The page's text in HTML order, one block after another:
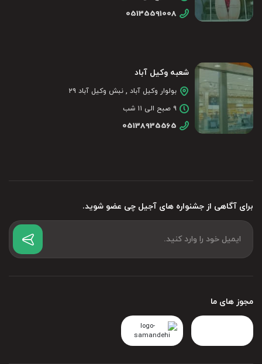
برای آگاهی از جشنواره های آجیل چی عضو شوید.
05135591008
شعبه وکیل آباد
بولوار وکیل آباد , نبش وکیل آباد ۲۹
۹ صبح الی ۱۱ شب
05138935565
مجوز های ما